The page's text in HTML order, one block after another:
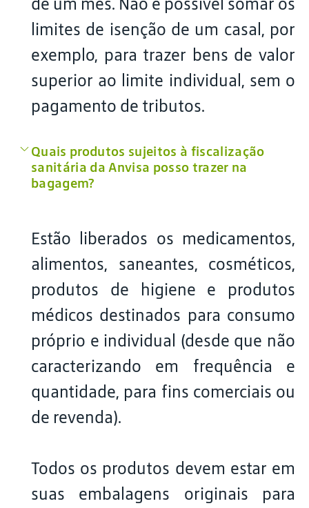
limites de isenção de um casal, por
exemplo, para trazer bens de valor
superior ao limite individual, sem o
pagamento de tributos.
Quais produtos sujeitos à fiscalização
sanitária da Anvisa posso trazer na
bagagem?
Estão liberados os medicamentos,
alimentos, saneantes, cosméticos,
produtos de higiene e produtos
médicos destinados para consumo
próprio e individual (desde que não
caracterizando em frequência e
quantidade, para fins comerciais ou
de revenda).
Todos os produtos devem estar em
suas embalagens originais para